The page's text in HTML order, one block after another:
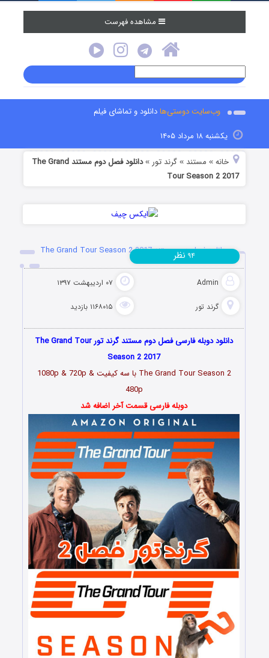
مشاهده فهرست
وب‌سایت دوستی‌هادانلود و تماشای فیلم
یکشنبه ۱۸ مرداد ۱۴۰۵
خانه » مستند »گرند تور »
دانلود فصل دوم مستند The Grand
Tour Season 2 2017
دانلود فصل دوم مستند The Grand Tour Season 2 2017
Admin ۰۷ اردیبهشت ۱۳۹۷
گرند تور ۱۱۶۸۰۱۵ بازدید
۹۴ نظر
دانلود دوبله فارسی فصل دوم مستند گرند تور The Grand Tour
Season 2 2017
The Grand Tour Season 2 با سه کیفیت 1080p & 720p &
480p
دوبله فارسی قسمت آخر اضافه شد